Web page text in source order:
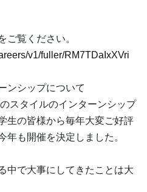
ご覧ください。
v1/fuller/RM7TDaIxXVri
ンシップについて
スタイルのインターンシップ
生の皆様から毎年大変ご好評
年も開催を決定しました。
中で大事にしてきたことは大